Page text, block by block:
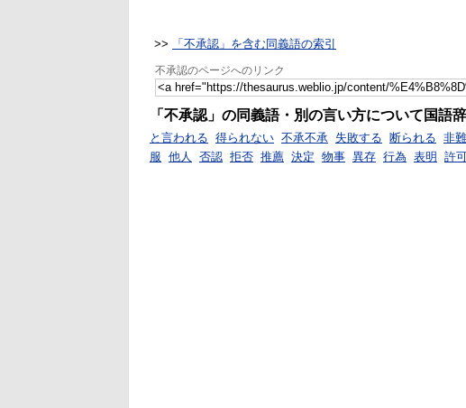
>> 「不承認」を含む同義語の索引
不承認のページへのリンク
「不承認」の同義語・別の言い方について国語
と言われる 得られない 不承不承 失敗する 断られる 非
服 他人 否認 拒否 推薦 決定 物事 異存 行為 表明 許